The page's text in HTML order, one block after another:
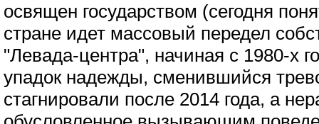
освящен государством (сегодня
стране идет массовый передел
"Левада-центра", начиная с 1980-х
упадок надежды, сменившийся
стагнировали после 2014 года, а